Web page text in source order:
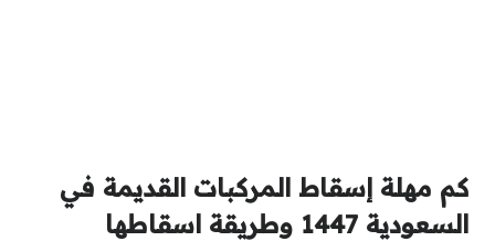
كم مهلة إسقاط المركبات القديمة في
السعودية 1447 وطريقة اسقاطها